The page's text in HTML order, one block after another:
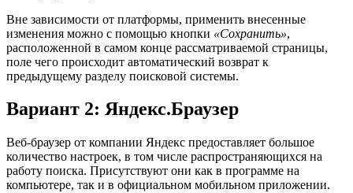
Вне зависимости от платформы, применить внесенные
изменения можно с помощью кнопки «Сохранить»,
расположенной в самом конце рассматриваемой страницы,
поле чего происходит автоматический возврат к
предыдущему разделу поисковой системы.
Вариант 2: Яндекс.Браузер
Веб-браузер от компании Яндекс предоставляет большое
количество настроек, в том числе распространяющихся на
работу поиска. Присутствуют они как в программе на
компьютере, так и в официальном мобильном приложении.